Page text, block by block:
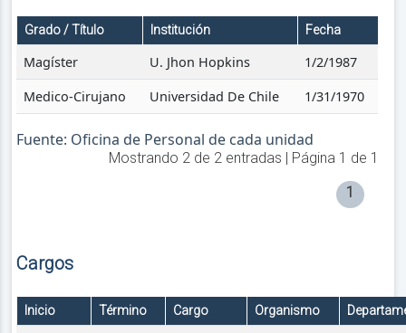
Grado / Título Institución Fecha
Magíster U. Jhon Hopkins
1/2/1987
Medico-Cirujano
Universidad De Chile 1/31/1970
Fuente: Oficina de Personal de cada unidad
Mostrando 2de 2entradas | Página 1 de 1
1
Cargos
Inicio Término Cargo Organismo